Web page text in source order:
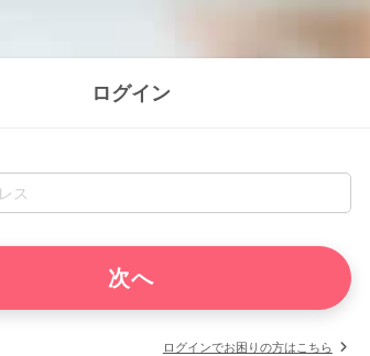
ログイン
ログインでお困りの方はこちら